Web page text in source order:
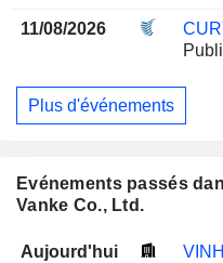
11/08/2026
Plus d'événements
Evénements passés
Vanke Co., Ltd.
Aujourd'hui